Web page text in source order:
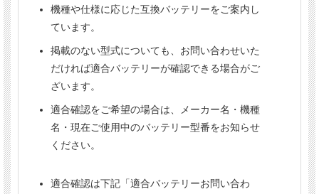
号の記載が必要です。
法人名または屋号がない場合はお届けできません。
個人事業主の方で屋号をお持ちでない場合は、個別にお問
機種や仕様に応じた互換バッテリーをご案内し
ています。
掲載のない型式についても、お問い合わせいた
だければ適合バッテリーが確認できる場合がご
ざいます。
適合確認をご希望の場合は、メーカー名・機種
名・現在ご使用中のバッテリー型番をお知らせ
ください。
適合確認は下記「適合バッテリーお問い合わ